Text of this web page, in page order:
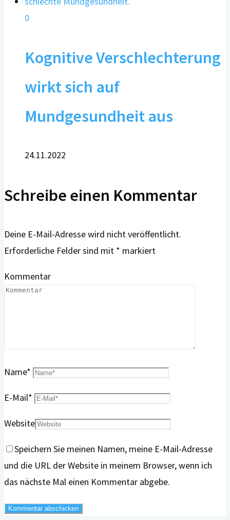
0
Kognitive Verschlechterung
wirkt sich auf
Mundgesundheit aus
24.11.2022
Schreibe einen Kommentar
Deine E-Mail-Adresse wird nicht veröffentlicht.
Erforderliche Felder sind mit * markiert
Kommentar
Name*
E-Mail*
Website
Speichern Sie meinen Namen, meine E-Mail-Adresse
und die URL der Website in meinem Browser, wenn ich
das nächste Mal einen Kommentar abgebe.